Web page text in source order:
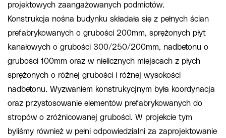
projektowych zaangażowanych podmiotów.
Konstrukcja nośna budynku składała się z pełnych ścian
prefabrykowanych o grubości 200mm, sprężonych płyt
kanałowych o grubości 300/250/200mm, nadbetonu o
grubości 100mm oraz w nielicznych miejscach z płych
sprężonych o różnej grubości i różnej wysokości
nadbetonu. Wyzwaniem konstrukycjnym była koordynacja
oraz przystosowanie elementów prefabrykowanych do
stropów o zróżnicowanej grubości. W projekcie tym
byliśmy również w pełni odpowiedzialni za zaprojektowanie